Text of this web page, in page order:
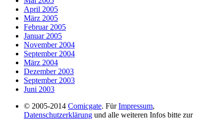
April 2005
März 2005
Februar 2005
Januar 2005
November 2004
September 2004
März 2004
Dezember 2003
September 2003
Juni 2003
© 2005-2014 Comicgate. FürImpressum,
Datenschutzerklärung und alle weiteren Infos bitte zur